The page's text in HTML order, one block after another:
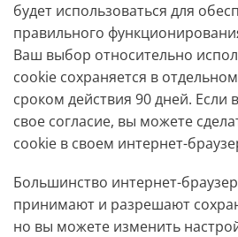
будет использоваться для
правильного
Ваш выбор относительно
cookie сохраняется в
сроком действия 90 дней. Если
свое согласие, вы можете
cookie в своем интернет-
Большинство интернет-
принимают и разрешают
но вы можете изменить